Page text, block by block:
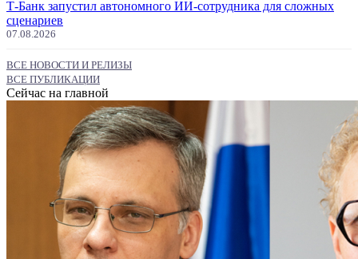
Т-Банк запустил автономного ИИ-сотрудника для сложных
сценариев
07.08.2026
ВСЕ НОВОСТИ И РЕЛИЗЫ
ВСЕ ПУБЛИКАЦИИ
Сейчас на главной